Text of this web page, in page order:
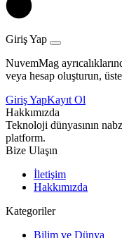
Giriş Yap
NuvemMag
veya hesap oluşturun,
Giriş YapKayıt Ol
Hakkımızda
Teknoloji dünyasının
platform.
Bize Ulaşın
İletişim
Hakkımızda
Kategoriler
Bilim ve Dünya